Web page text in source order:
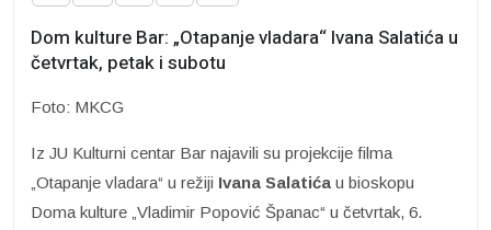
Dom kulture Bar: „Otapanje vladara“ Ivana Salatića u
četvrtak, petak i subotu
Foto: MKCG
Iz JU Kulturni centar Bar najavili su projekcije filma
„Otapanje vladara“ u režiji Ivana Salatića u bioskopu
Doma kulture „Vladimir Popović Španac“ u četvrtak, 6.